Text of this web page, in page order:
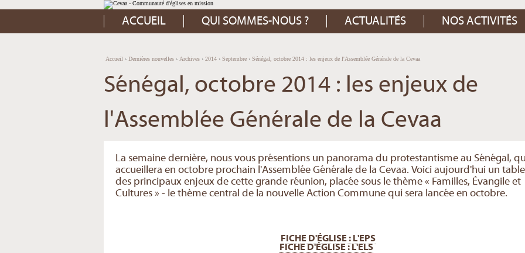
Aller
au
contenu.
Aller
à
Outils
personnels
ACCUEIL QUI SOMMES-NOUS ? ACTUALITÉS NOS ACTIVITÉS
Accueil › Dernières nouvelles › Archives › 2014 › Septembre › Sénégal, octobre 2014 : les enjeux de l'Assemblée Générale de la Cevaa
Sénégal, octobre 2014 : les enjeux de
l'Assemblée Générale de la Cevaa
La semaine dernière, nous vous présentions un panorama du protestantisme au Sénégal,
accueillera en octobre prochain l'Assemblée Générale de la Cevaa. Voici aujourd'hui un
des principaux enjeux de cette grande réunion, placée sous le thème « Familles, Évangile et
Cultures » - le thème central de la nouvelle Action Commune qui sera lancée en octobre.
FICHE D'ÉGLISE : L'EPS
FICHE D'ÉGLISE : L'ELS